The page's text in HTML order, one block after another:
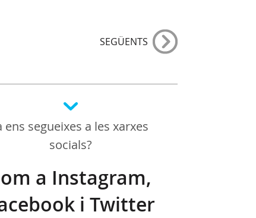
SEGÜENTS
ens segueixes a les xarxes
socials?
a Instagram,
i Twitter